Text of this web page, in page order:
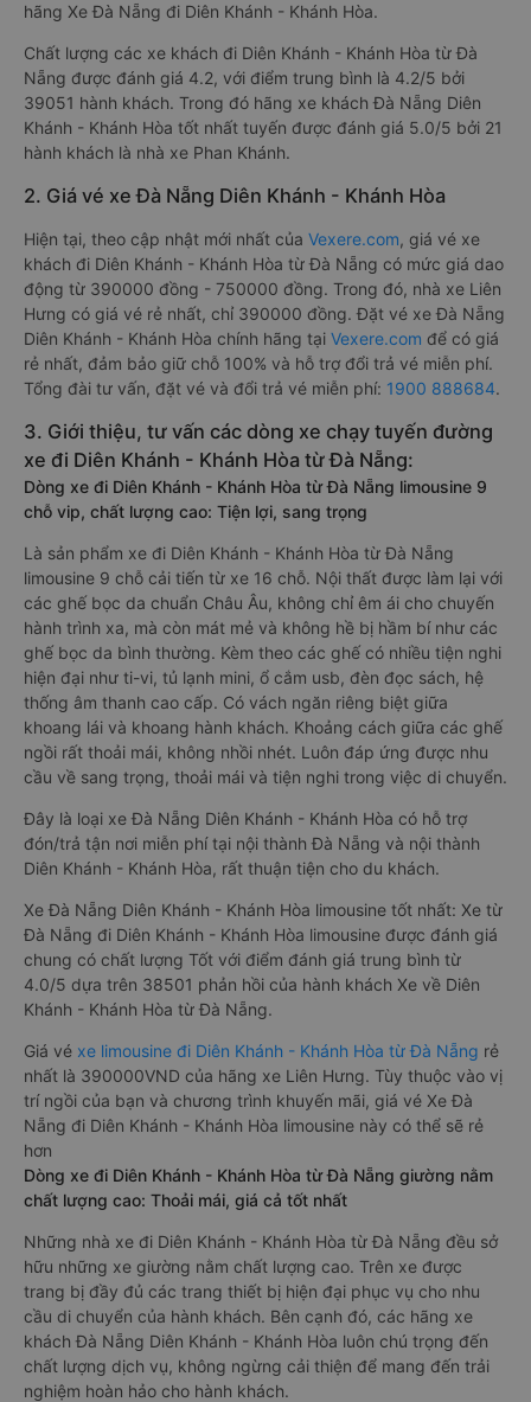
hãng Xe Đà Nẵng đi Diên Khánh - Khánh Hòa.
Chất lượng các xe khách đi Diên Khánh - Khánh Hòa từ Đà
Nẵng được đánh giá 4.2, với điểm trung bình là 4.2/5 bởi
39051 hành khách. Trong đó hãng xe khách Đà Nẵng Diên
Khánh - Khánh Hòa tốt nhất tuyến được đánh giá 5.0/5 bởi 21
hành khách là nhà xe Phan Khánh.
2. Giá vé xe Đà Nẵng Diên Khánh - Khánh Hòa
Hiện tại, theo cập nhật mới nhất của Vexere.com, giá vé xe
khách đi Diên Khánh - Khánh Hòa từ Đà Nẵng có mức giá dao
động từ 390000 đồng - 750000 đồng. Trong đó, nhà xe Liên
Hưng có giá vé rẻ nhất, chỉ 390000 đồng. Đặt vé xe Đà Nẵng
Diên Khánh - Khánh Hòa chính hãng tại Vexere.com để có giá
rẻ nhất, đảm bảo giữ chỗ 100% và hỗ trợ đổi trả vé miễn phí.
Tổng đài tư vấn, đặt vé và đổi trả vé miễn phí: 1900 888684.
3. Giới thiệu, tư vấn các dòng xe chạy tuyến đường
xe đi Diên Khánh - Khánh Hòa từ Đà Nẵng:
Dòng xe đi Diên Khánh - Khánh Hòa từ Đà Nẵng limousine 9
chỗ vip, chất lượng cao: Tiện lợi, sang trọng
Là sản phẩm xe đi Diên Khánh - Khánh Hòa từ Đà Nẵng
limousine 9 chỗ cải tiến từ xe 16 chỗ. Nội thất được làm lại với
các ghế bọc da chuẩn Châu Âu, không chỉ êm ái cho chuyến
hành trình xa, mà còn mát mẻ và không hề bị hầm bí như các
ghế bọc da bình thường. Kèm theo các ghế có nhiều tiện nghi
hiện đại như ti-vi, tủ lạnh mini, ổ cắm usb, đèn đọc sách, hệ
thống âm thanh cao cấp. Có vách ngăn riêng biệt giữa
khoang lái và khoang hành khách. Khoảng cách giữa các ghế
ngồi rất thoải mái, không nhồi nhét. Luôn đáp ứng được nhu
cầu về sang trọng, thoải mái và tiện nghi trong việc di chuyển.
Đây là loại xe Đà Nẵng Diên Khánh - Khánh Hòa có hỗ trợ
đón/trả tận nơi miễn phí tại nội thành Đà Nẵng và nội thành
Diên Khánh - Khánh Hòa, rất thuận tiện cho du khách.
Xe Đà Nẵng Diên Khánh - Khánh Hòa limousine tốt nhất: Xe từ
Đà Nẵng đi Diên Khánh - Khánh Hòa limousine được đánh giá
chung có chất lượng Tốt với điểm đánh giá trung bình từ
4.0/5 dựa trên 38501 phản hồi của hành khách Xe về Diên
Khánh - Khánh Hòa từ Đà Nẵng.
Giá vé xe limousine đi Diên Khánh - Khánh Hòa từ Đà Nẵng rẻ
nhất là 390000VND của hãng xe Liên Hưng. Tùy thuộc vào vị
trí ngồi của bạn và chương trình khuyến mãi, giá vé Xe Đà
Nẵng đi Diên Khánh - Khánh Hòa limousine này có thể sẽ rẻ
hơn
Dòng xe đi Diên Khánh - Khánh Hòa từ Đà Nẵng giường nằm
chất lượng cao: Thoải mái, giá cả tốt nhất
Những nhà xe đi Diên Khánh - Khánh Hòa từ Đà Nẵng đều sở
hữu những xe giường nằm chất lượng cao. Trên xe được
trang bị đầy đủ các trang thiết bị hiện đại phục vụ cho nhu
cầu di chuyển của hành khách. Bên cạnh đó, các hãng xe
khách Đà Nẵng Diên Khánh - Khánh Hòa luôn chú trọng đến
chất lượng dịch vụ, không ngừng cải thiện để mang đến trải
nghiệm hoàn hảo cho hành khách.